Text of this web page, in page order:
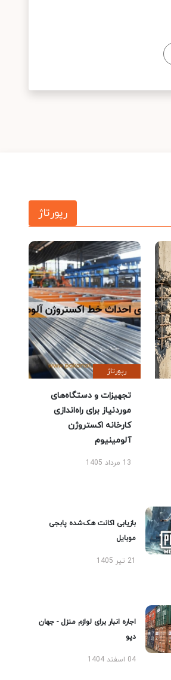
رپورتاژ
رپورتاژ
تجهیزات و دستگاه‌های
موردنیاز برای راه‌اندازی
کارخانه اکستروژن
آلومینیوم
13 مرداد 1405
بازیابی اکانت هک‌شده پابجی
موبایل
21 تیر 1405
اجاره انبار برای لوازم منزل - جهان
دپو
04 اسفند 1404